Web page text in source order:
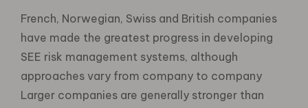
French, Norwegian, Swiss and British companies
have made the greatest progress in developing
SEE risk management systems, although
approaches vary from company to company
Larger companies are generally stronger than